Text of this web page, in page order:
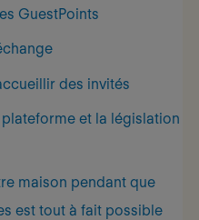
GuestPoints
des invités
et la législation
maison pendant que
est tout à fait possible